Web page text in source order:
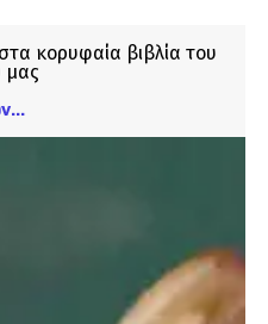
κορυφαία βιβλία του
μας